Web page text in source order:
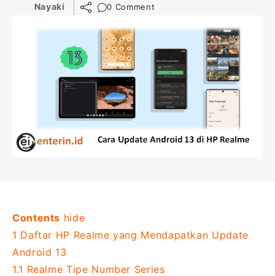
Nayaki 0 Comment
Contents hide
1 Daftar HP Realme yang Mendapatkan Update
Android 13
1.1 Realme Tipe Number Series